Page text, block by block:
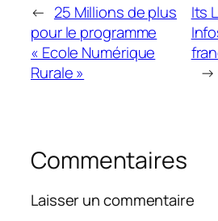
← 25 Millions de plus
pour le programme
« Ecole Numérique
Rurale »
Its
→
Commentaires
Laisser un commentaire